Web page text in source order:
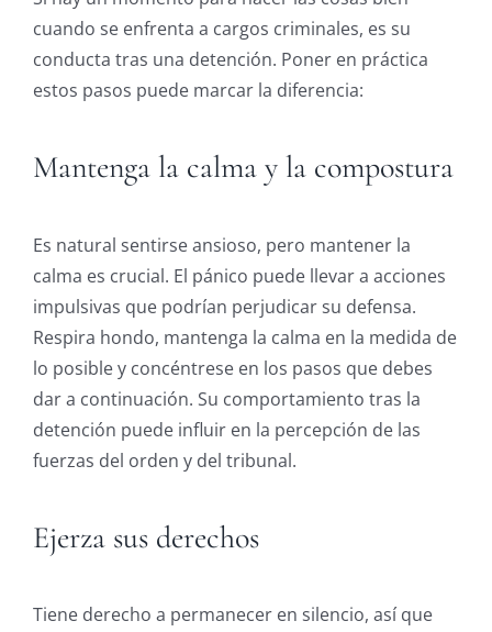
cuando se enfrenta a cargos criminales, es su
conducta tras una detención. Poner en práctica
estos pasos puede marcar la diferencia:
Mantenga la calma y la compostura
Es natural sentirse ansioso, pero mantener la
calma es crucial. El pánico puede llevar a acciones
impulsivas que podrían perjudicar su defensa.
Respira hondo, mantenga la calma en la medida de
lo posible y concéntrese en los pasos que debes
dar a continuación. Su comportamiento tras la
detención puede influir en la percepción de las
fuerzas del orden y del tribunal.
Ejerza sus derechos
Tiene derecho a permanecer en silencio, así que